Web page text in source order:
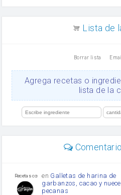
arroz
Ajos
orégano
limón
Lista de
Borrar lista Email
Agrega recetas o
lista de la
Recetas con sazon
en Galletas de harina de
garbanzos, cacao y
pecanas